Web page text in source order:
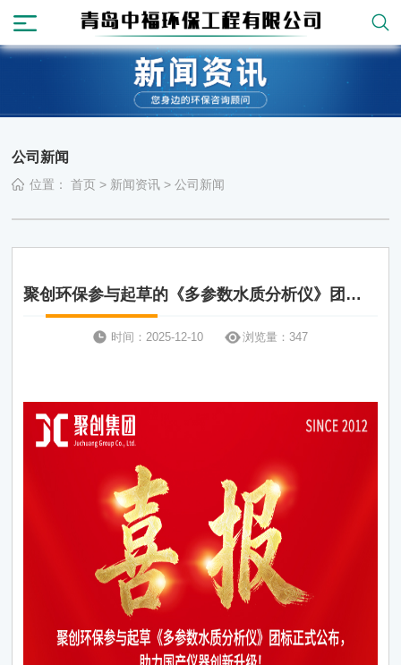
公司新闻
位置：首页 > 新闻资讯 >公司新闻
聚创环保参与起草的《多参数水质分析仪》团标
正式公布，促进国产仪器创新升级
时间：2025-12-10 浏览量：347